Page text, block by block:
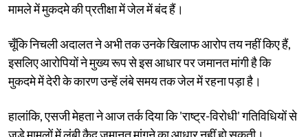
मामले में मुकदमे की प्रतीक्षा में जेल में बंद हैं।
चूँकि निचली अदालत ने अभी तक उनके खिलाफ आरोप तय नहीं किए हैं,
इसलिए आरोपियों ने मुख्य रूप से इस आधार पर जमानत मांगी है कि
मुकदमे में देरी के कारण उन्हें लंबे समय तक जेल में रहना पड़ा है।
हालांकि, एसजी मेहता ने आज तर्क दिया कि 'राष्ट्र-विरोधी' गतिविधियों से
जुड़े मामलों में लंबी कैद जमानत मांगने का आधार नहीं हो सकती।